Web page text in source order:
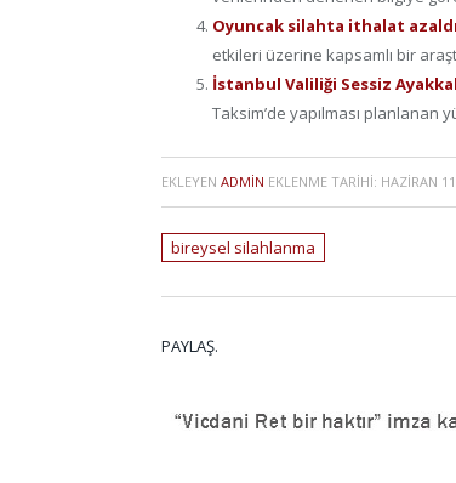
Oyuncak silahta ithalat
etkileri üzerine kapsamlı bir
İstanbul Valiliği Sessiz
Taksim’de yapılması planlanan
EKLEYEN ADMIN EKLENME TARIHI: HAZIRAN
bireysel silahlanma
PAYLAŞ.